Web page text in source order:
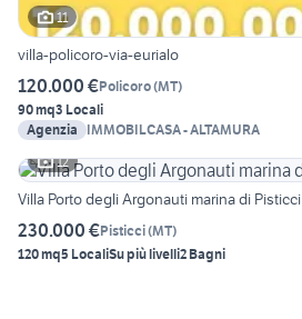
11
villa-policoro-via-eurialo
120.000 €Policoro(MT)
90 mq3 Locali
Agenzia
IMMOBILCASA - ALTAMURA
12
Villa Porto degli Argonauti marina di Pisticci
230.000 €Pisticci(MT)
120 mq5 LocaliSu più livelli2 Bagni